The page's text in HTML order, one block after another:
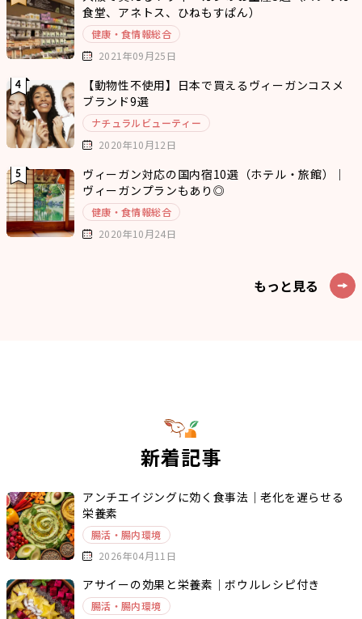
食堂、アネトス、ひねもすぱん）
健康・食情報総合
2021年09月25日
【動物性不使用】日本で買えるヴィーガンコスメ
ブランド9選
ナチュラルビューティー
2020年10月12日
ヴィーガン対応の国内宿10選（ホテル・旅館）｜
ヴィーガンプランもあり◎
健康・食情報総合
2020年10月24日
もっと見る
新着記事
アンチエイジングに効く食事法｜老化を遅らせる
栄養素
腸活・腸内環境
2026年04月11日
アサイーの効果と栄養素｜ボウルレシピ付き
腸活・腸内環境